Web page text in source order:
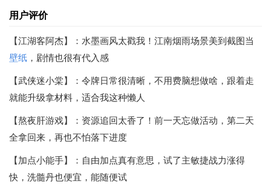
用户评价
【江湖客阿杰】：水墨画风太戳我！江南烟雨场景美到截图当
壁纸 ，剧情也很有代入感
【武侠迷小棠】：令牌日常很清晰，不用费脑想做啥，跟着走
就能升级拿材料，适合我这种懒人
【熬夜肝游戏】：资源追回太香了！前一天忘做活动，第二天
全拿回来，再也不怕落下进度
【加点小能手】：自由加点真有意思，试了主敏捷战力涨得
快，洗髓丹也便宜，能随便试